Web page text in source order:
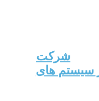
شرکت
سیستم های